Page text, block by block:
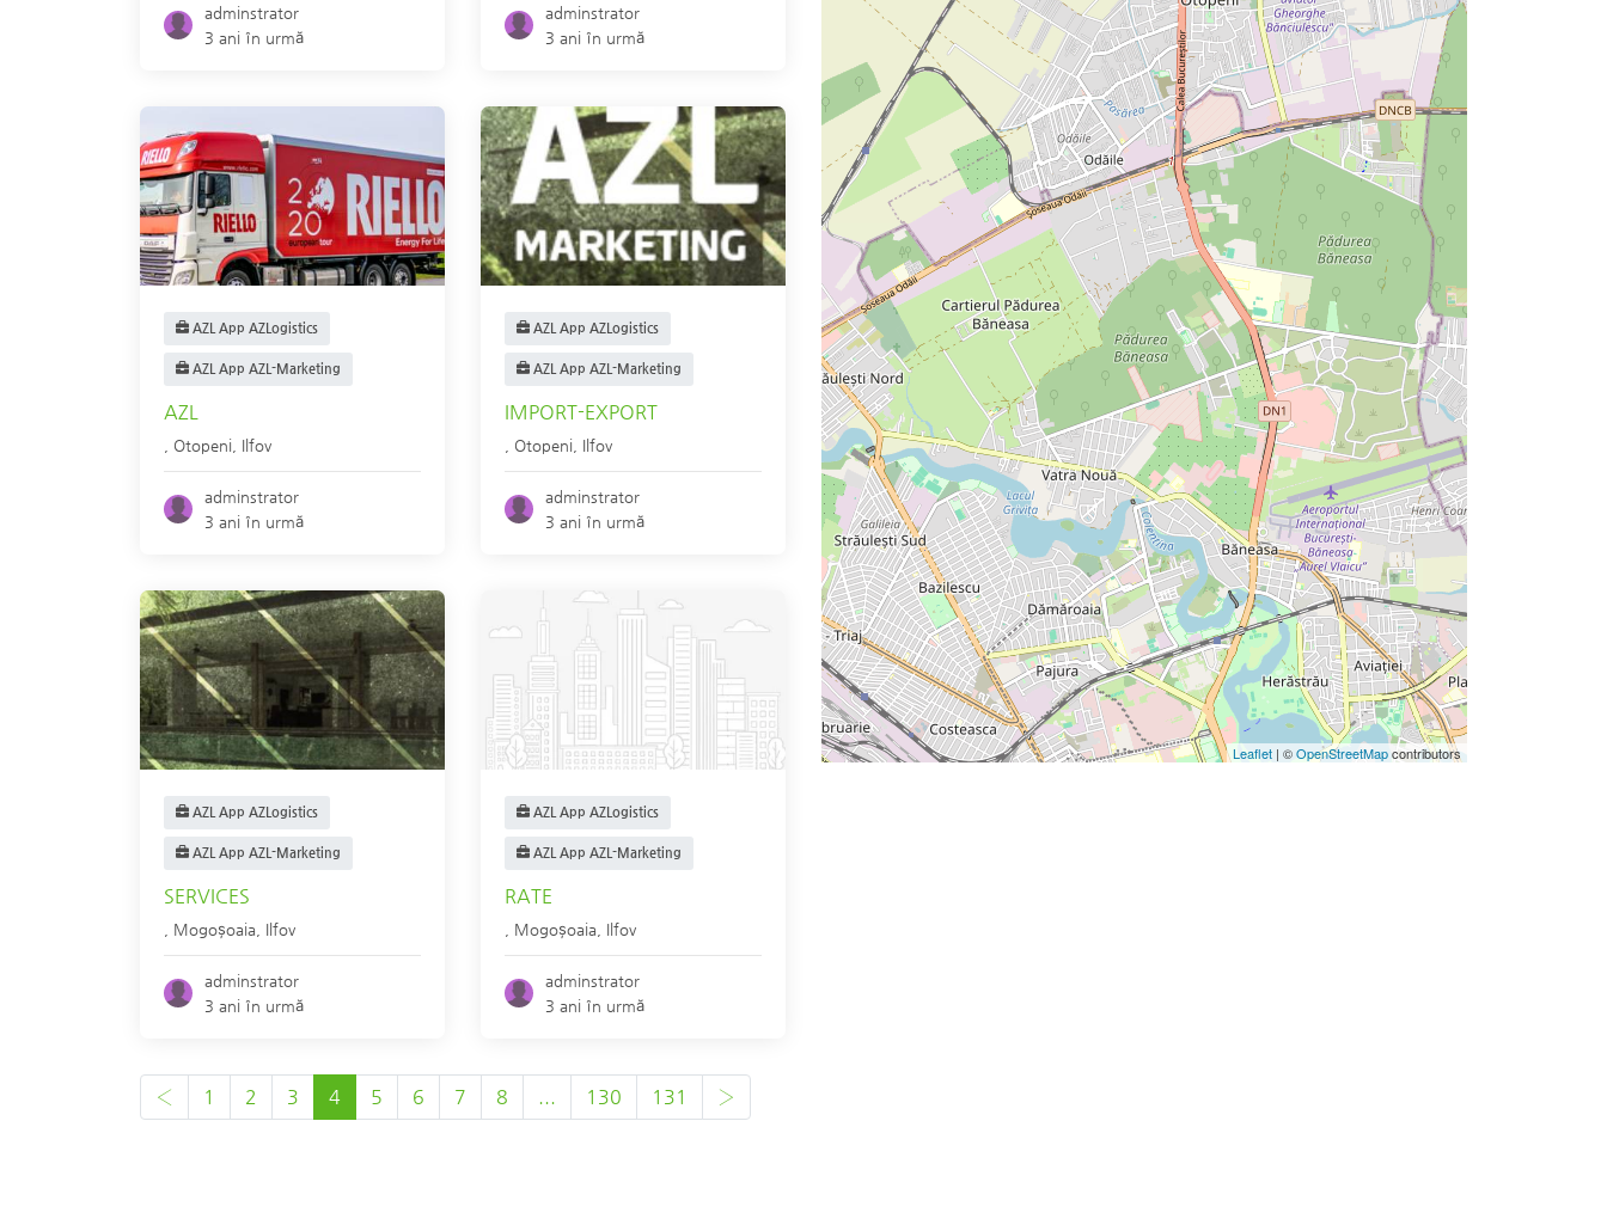
adminstrator
3 ani în urmă
adminstrator
3 ani în urmă
AZL App AZLogistics
AZL App AZL-Marketing
AZL
Otopeni Ilfov
adminstrator
3 ani în urmă
AZL App AZLogistics
AZL App AZL-Marketing
IMPORT-EXPORT
Otopeni Ilfov
adminstrator
3 ani în urmă
AZL App AZLogistics
AZL App AZL-Marketing
SERVICES
Mogoşoaia Ilfov
adminstrator
3 ani în urmă
AZL App AZLogistics
AZL App AZL-Marketing
RATE
Mogoşoaia Ilfov
adminstrator
3 ani în urmă
‹ 1 2 3 4 5 6 7 8 ... 130 131 ›
Leaflet | ©OpenStreetMapcontributors